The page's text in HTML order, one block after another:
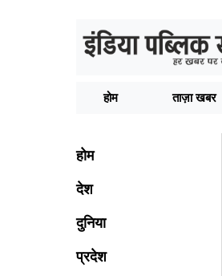
होम ताज़ा खबर
होम
देश
दुनिया
प्रदेश